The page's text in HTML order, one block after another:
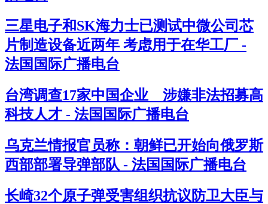
三星电子和SK海力士已测试中微公司芯
片制造设备近两年 考虑用于在华工厂 -
法国国际广播电台
台湾调查17家中国企业 涉嫌非法招募高
科技人才 - 法国国际广播电台
乌克兰情报官员称：朝鲜已开始向俄罗斯
西部部署导弹部队 - 法国国际广播电台
长崎32个原子弹受害组织抗议防卫大臣与